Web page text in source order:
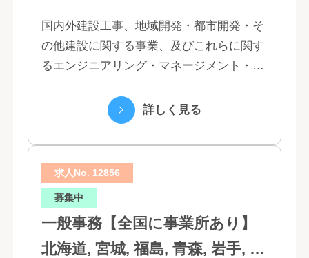
国内外建設工事、地域開発・都市開発・そ
の他建設に関する事業、及びこれらに関す
るエンジニアリング・マネージメント・コ
詳しく見る
求人No. 12856
募集中
一般事務【全国に事業所あり】
北海道, 宮城, 福島, 青森, 岩手, 秋